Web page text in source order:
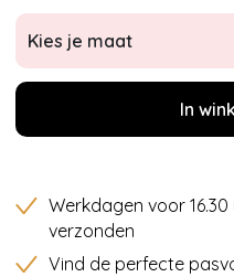
Kies je maat
In
Werkdagen voor
verzonden
Vind de perfecte